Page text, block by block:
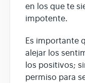
en los que te
impotente.
Es importante
alejar los
los positivos;
permiso para